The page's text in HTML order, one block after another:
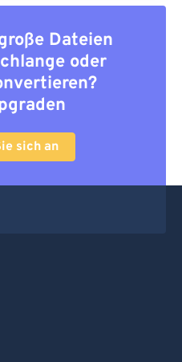
Dateien
oder
sich an